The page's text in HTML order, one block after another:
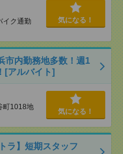
ク通勤
気になる！
市内勤務地多数！週1
[アルバイト]
町1018地
気になる！
ラ】短期スタッフ